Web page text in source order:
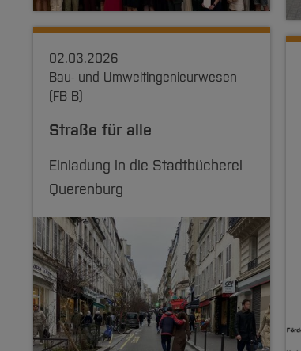
02.03.2026
Bau- und Umweltingenieurwesen
(FB B)
Straße für alle
Einladung in die Stadtbücherei
Querenburg